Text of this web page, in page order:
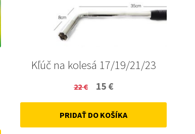
Kľúč na kolesá 17/19/21/23
22€
Original
price
was:
15 €Current
price
is:
PRIDAŤ DO KOŠÍKA